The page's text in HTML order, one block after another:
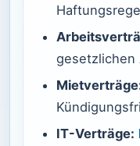
gesetzlichen
IT-Verträge: